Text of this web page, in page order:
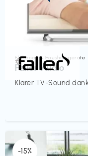
Elektronik & Haushaltsgeräte
Faller Audio
Klarer TV-Sound
€‎
-15%